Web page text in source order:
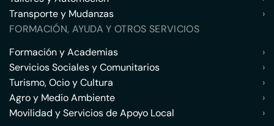
Transporte y Mudanzas
›
FORMACIÓN, AYUDA Y OTROS SERVICIOS
Formación y Academias
›
Servicios Sociales y Comunitarios
›
Turismo, Ocio y Cultura
›
Agro y Medio Ambiente
›
Movilidad y Servicios de Apoyo Local
›